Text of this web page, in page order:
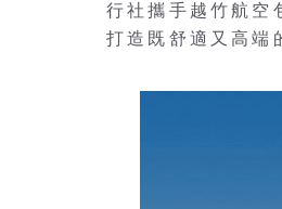
行社攜手越竹航空
打造既舒適又高端